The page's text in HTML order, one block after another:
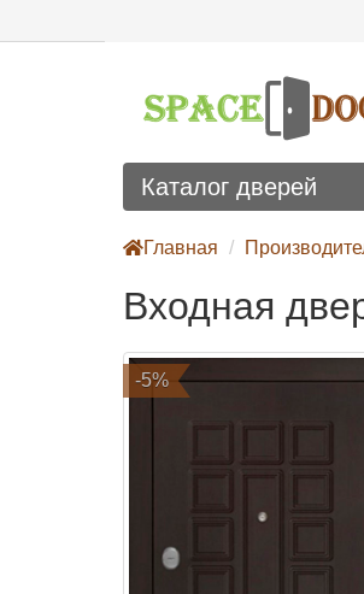
Каталог дверей
Главная
Входная
-5%